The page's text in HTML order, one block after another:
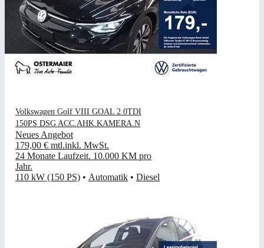
Volkswagen Golf VIII GOAL 2.0TDI
150PS DSG ACC.AHK.KAMERA.N
Neues Angebot
179,00 € mtl.inkl. MwSt.
24 Monate Laufzeit. 10.000 KM pro
Jahr.
110 kW (150 PS) • Automatik • Diesel